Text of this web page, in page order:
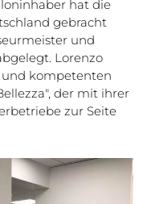
hat die
gebracht
und
Lorenzo
kompetenten
der mit ihrer
zur Seite